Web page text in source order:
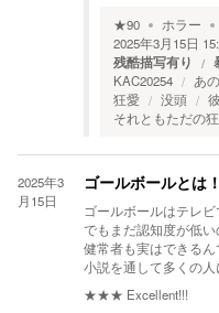
★90 ホラー
2025年3月15日
残酷描写有り
KAC20254
あ
狂愛
没頭
それともただの
2025年3
月15日
ゴールボールとは！
ゴールボールはテレビ
でもまだ認知度が低い
健常者も実はできるん
小説を通して多くの人
★★★ Excellent!!!